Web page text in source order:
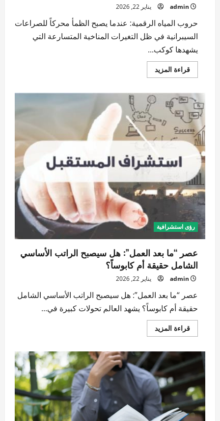
admin يناير 22, 2026
حروب المياه الرقمية: عندما يصبح الظمأ محركاً للصراعات
السيبرانية في ظل التغيرات المناخية المتسارعة التي
يشهدها كوكب...
قراءة المزيداقرأ
المزيد
المياه
الرقمية:
عندما
يصبح
الظمأ
محركاً
للصراعات
رؤى استشرافية
عصر “ما بعد العمل”: هل سيصبح الراتب الأساسي
الشامل حقيقة أم كابوساً؟
admin يناير 22, 2026
عصر “ما بعد العمل”: هل سيصبح الراتب الأساسي الشامل
حقيقة أم كابوساً؟ يشهد العالم تحولات كبيرة في...
قراءة المزيداقرأ
المزيد
“ما
بعد
العمل”:
هل
سيصبح
الراتب
الأساسي
الشامل
حقيقة
أم